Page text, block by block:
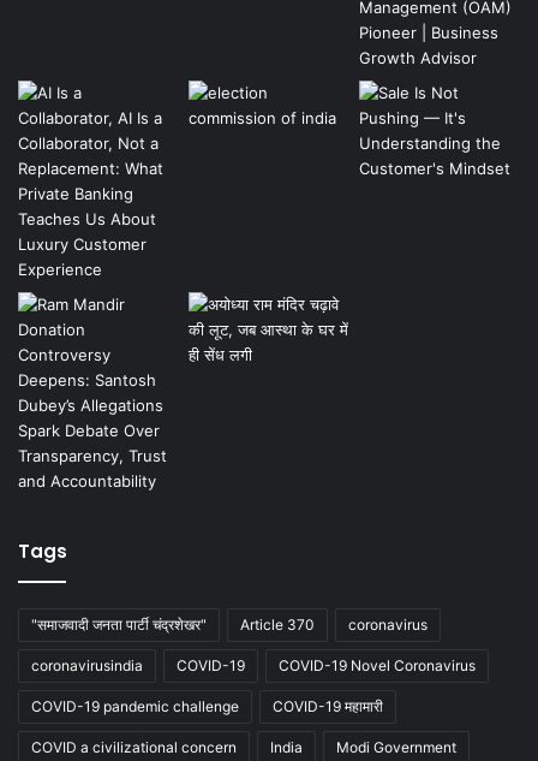
Tags
"समाजवादी जनता पार्टी चंद्रशेखर" Article 370 coronavirus
coronavirusindia COVID-19 COVID-19 Novel Coronavirus
COVID-19 pandemic challenge COVID-19 महामारी
COVID a civilizational concern India Modi Government